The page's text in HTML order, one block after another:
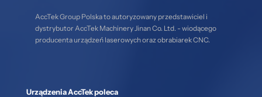
AccTek Group Polska to autoryzowany przedstawiciel i
dystrybutor AccTek Machinery Jinan Co. Ltd. - wiodącego
producenta urządzeń laserowych oraz obrabiarek CNC.
Urządzenia AccTek poleca